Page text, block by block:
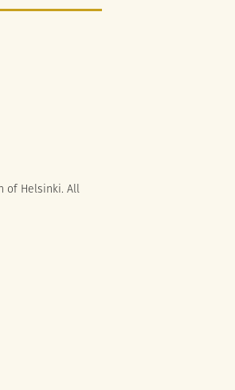
of Helsinki. All